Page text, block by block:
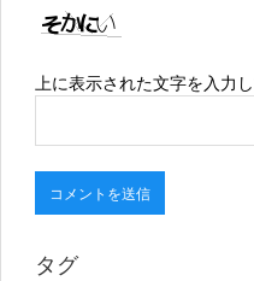
上に表示された文字を入力し
タグ